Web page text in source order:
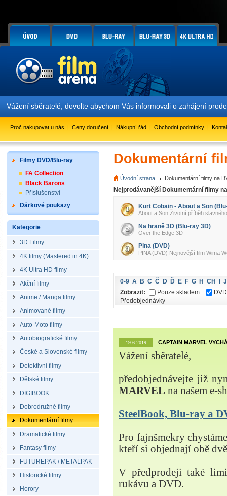
Vážení sběratelé, dovolte abychom Vás informovali o zahájení
Proč nakupovat u nás | Ceny doručení | Nákupní řád | Obchodní podmínky |
Filmy DVD/Blu-ray
FA Collection
Black Barons
Příslušenství
Dárkové poukazy
Kategorie
3D Filmy
4K filmy (Mastered in 4K)
4K Ultra HD filmy
Akční filmy
Anime / Manga filmy
Animované filmy
Auto-Moto filmy
Autobiografické filmy
České a Slovenské filmy
Detektivní filmy
Dětské filmy
DIGIBOOK
Dobrodružné filmy
Dokumentární filmy
Dramatické filmy
Fantasy filmy
FUTUREPAK / METALPAK
Historické filmy
Horory
Dokumentární
Úvodní strana Dokumentární filmy na
Nejprodávanější Dokumentární filmy
Kurt Cobain - About a Son
About a Son Životní příběh
Na hraně 3D (Blu-ray 3D)
Over the Edge 3D
Pina (DVD)
PINA (DVD) Nejnovější film Wima
0-9 A B C Č D Ď E F G H CH
J
Zobrazit:
Pouze skladem
DVD
Předobjednávky
19.6.2019 CAPTAIN MARVEL
Vážení sběratelé,
předobjednávejte již
MARVEL na našem e-
SteelBook, Blu-ray a
Pro fajnšmekry
kteří si objednají obě
V předprodeji také
rukávu a DVD.